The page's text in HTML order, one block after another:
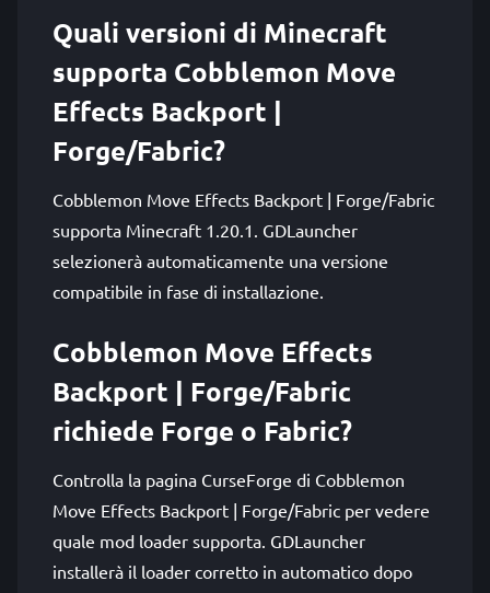
Quali versioni di Minecraft
supporta Cobblemon Move
Effects Backport |
Forge/Fabric?
Cobblemon Move Effects Backport | Forge/Fabric
supporta Minecraft 1.20.1. GDLauncher
selezionerà automaticamente una versione
compatibile in fase di installazione.
Cobblemon Move Effects
Backport | Forge/Fabric
richiede Forge o Fabric?
Controlla la pagina CurseForge di Cobblemon
Move Effects Backport | Forge/Fabric per vedere
quale mod loader supporta. GDLauncher
installerà il loader corretto in automatico dopo